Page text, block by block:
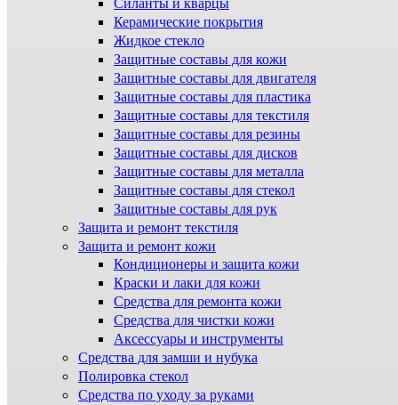
Силанты и кварцы
Керамические покрытия
Жидкое стекло
Защитные составы для кожи
Защитные составы для двигателя
Защитные составы для пластика
Защитные составы для текстиля
Защитные составы для резины
Защитные составы для дисков
Защитные составы для металла
Защитные составы для стекол
Защитные составы для рук
Защита и ремонт текстиля
Защита и ремонт кожи
Кондиционеры и защита кожи
Краски и лаки для кожи
Средства для ремонта кожи
Средства для чистки кожи
Аксессуары и инструменты
Средства для замши и нубука
Полировка стекол
Средства по уходу за руками